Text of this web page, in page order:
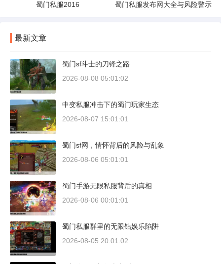
蜀门私服2016 蜀门私服发布网大全与风险警示
最新文章
蜀门sf斗士的刀锋之路
2026-08-08 05:01:02
中变私服冲击下的蜀门玩家生态
2026-08-07 15:01:01
蜀门sf网，情怀背后的风险与乱象
2026-08-06 05:01:01
蜀门手游无限私服背后的真相
2026-08-06 00:01:01
蜀门私服群里的无限钻娱乐陷阱
2026-08-05 20:01:02